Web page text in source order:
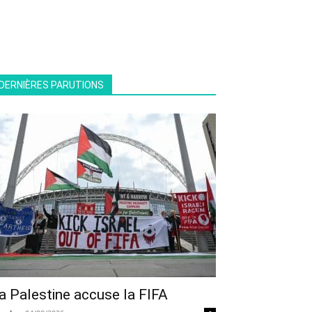
PARUTIONS
Palestine accuse la FIFA